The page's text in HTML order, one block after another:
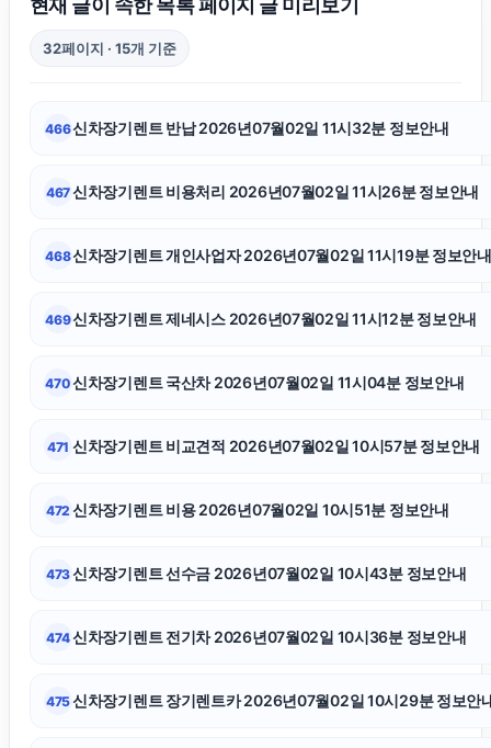
수원음주운전변호사
인스타 좋아요 늘리기
현재 글이 속한 목록 페이지 글 미리보기
32페이지 · 15개 기준
466신차장기렌트 반납 2026년07월02일 11시32분 정보안내
467신차장기렌트 비용처리 2026년07월02일 11시26분 정보안내
468신차장기렌트 개인사업자 2026년07월02일 11시19분 정보안내
469신차장기렌트 제네시스 2026년07월02일 11시12분 정보안내
470신차장기렌트 국산차 2026년07월02일 11시04분 정보안내
471 신차장기렌트 비교견적 2026년07월02일 10시57분 정보안내
472 신차장기렌트 비용 2026년07월02일 10시51분 정보안내
473신차장기렌트 선수금 2026년07월02일 10시43분 정보안내
474신차장기렌트 전기차 2026년07월02일 10시36분 정보안내
475신차장기렌트 장기렌트카 2026년07월02일 10시29분 정보안